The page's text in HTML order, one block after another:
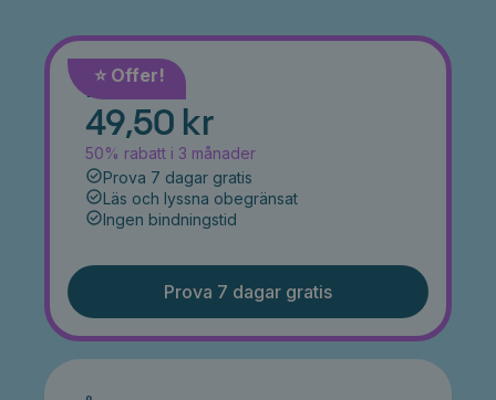
⭐️ Offer!
Månad
49,50 kr
50% rabatt i 3 månader
Prova 7 dagar gratis
Läs och lyssna obegränsat
Ingen bindningstid
Prova 7 dagar gratis